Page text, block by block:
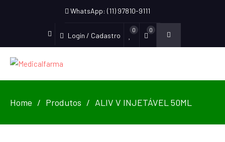
WhatsApp: (11) 97810-9111
Login / Cadastro
0 0
Home Produtos ALIV V INJETÁVEL 50ML